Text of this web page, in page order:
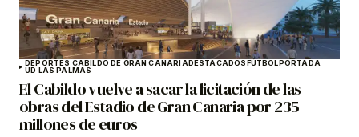
DEPORTES CABILDO DE GRAN CANARIADESTACADOSFÚTBOLPORTADA
UD LAS PALMAS
El Cabildo vuelve a sacar la licitación de las
obras del Estadio de Gran Canaria por 235
millones de euros